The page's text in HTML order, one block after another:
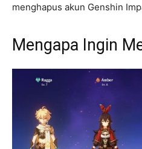
menghapus akun Genshin
Mengapa Ingin